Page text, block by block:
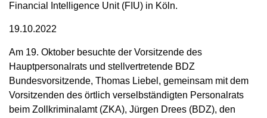
Financial Intelligence Unit (FIU) in Köln.
19.10.2022
Am 19. Oktober besuchte der Vorsitzende des
Hauptpersonalrats und stellvertretende BDZ
Bundesvorsitzende, Thomas Liebel, gemeinsam mit dem
Vorsitzenden des örtlich verselbständigten Personalrats
beim Zollkriminalamt (ZKA), Jürgen Drees (BDZ), den